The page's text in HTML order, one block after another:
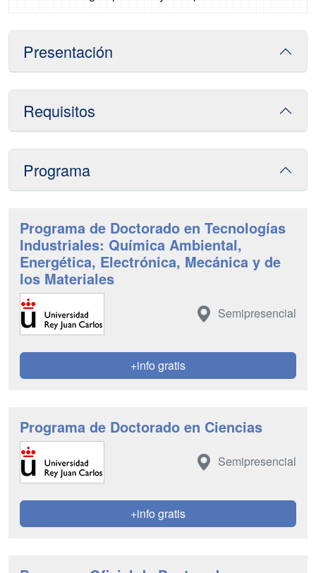
Presentación
Requisitos
Programa
Programa de Doctorado en Tecnologías
Industriales: Química Ambiental,
Energética, Electrónica, Mecánica y de
los Materiales
Semipresencial
+info gratis
Programa de Doctorado en Ciencias
Semipresencial
+info gratis